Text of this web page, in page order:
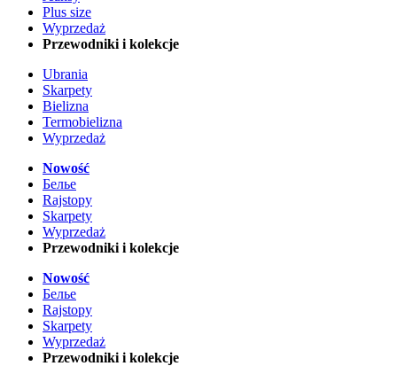
Plus size
Wyprzedaż
Przewodniki i kolekcje
Ubrania
Skarpety
Bielizna
Termobielizna
Wyprzedaż
Nowość
Белье
Rajstopy
Skarpety
Wyprzedaż
Przewodniki i kolekcje
Nowość
Белье
Rajstopy
Skarpety
Wyprzedaż
Przewodniki i kolekcje